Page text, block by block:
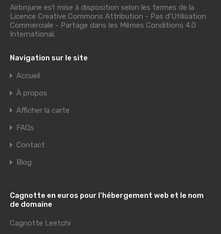
Airbnjune est mise à disposition selon les termes de la
Licence Creative Commons Attribution - Pas d’Utilisation
Commerciale - Partage dans les Mêmes Conditions 4.0
International.
Navigation sur le site
Accueil
À propos
Afficher la carte
FAQs
Contact
Blog
Cagnotte en euros pour l’hébergement web et le nom
de domaine
Cagnotte Leetchi